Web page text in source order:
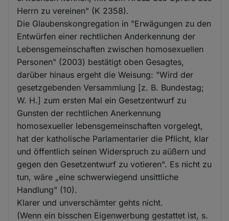
Herrn zu vereinen" (K 2358).
Die Glaubenskongregation in "Erwägungen zu den
Entwürfen einer rechtlichen Anderkennung der
Lebensgemeinschaften zwischen homosexuellen
Personen" (2003) bestätigt oben Gesagtes,
darüber hinaus ergeht die Weisung: "Wird der
gesetzgebenden Versammlung [z. B. Bundestag;
W. H.] zum ersten Mal ein Gesetzentwurf zu
Gunsten der rechtlichen Anerkennung
homosexueller lebensgemeinschaften vorgelegt,
hat der katholische Parlamentarier die Pflicht, klar
und öffentlich seinen Widerspruch zu aüßern und
gegen den Gesetzentwurf zu votieren". Es nicht zu
tun, wäre „eine schwerwiegend unsittliche
Handlung" (10).
Klarer und unverschämter gehts nicht.
(Wenn ein bisschen Eigenwerbung gestattet ist, s.